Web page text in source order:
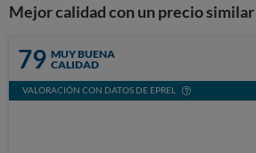
Mejor calidad con un precio similar
79 MUY BUENA
CALIDAD
VALORACIÓN CON DATOS DE EPREL